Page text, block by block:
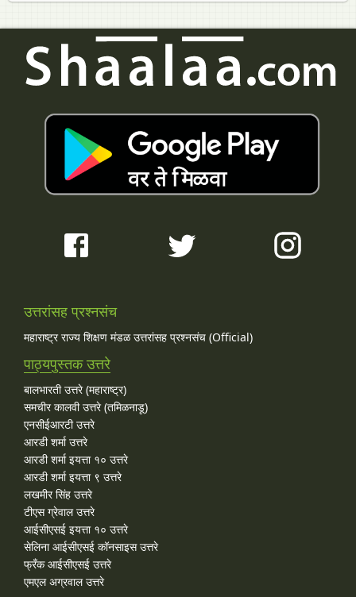
उत्तरांसह प्रश्नसंच
महाराष्ट्र राज्य शिक्षण मंडळ उत्तरांसह प्रश्नसंच (Official)
पाठ्यपुस्तक उत्तरे
बालभारती उत्तरे (महाराष्ट्र)
समचीर कालवी उत्तरे (तमिळनाडू)
एनसीईआरटी उत्तरे
आरडी शर्मा उत्तरे
आरडी शर्मा इयत्ता १० उत्तरे
आरडी शर्मा इयत्ता ९ उत्तरे
लखमीर सिंह उत्तरे
टीएस ग्रेवाल उत्तरे
आईसीएसई इयत्ता १० उत्तरे
सेलिना आईसीएसई कॉनसाइस उत्तरे
फ्रँक आईसीएसई उत्तरे
एमएल अग्रवाल उत्तरे